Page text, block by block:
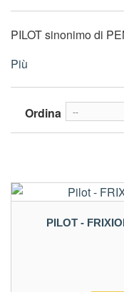
PILOT sinonimo di
Più
Ordina --
PILOT -